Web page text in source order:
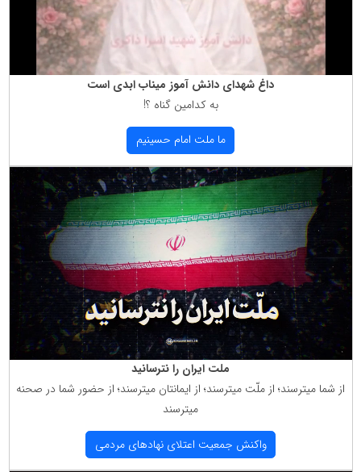
داغ شهدای دانش آموز میناب ابدی است
به كدامین گناه ؟!
ما ملت امام حسینیم
ملت ایران را نترسانید
از شما میترسند؛ از ملّت میترسند؛ از ایمانتان میترسند؛ از حضور شما در صحنه
میترسند
واكنش جمعیت اعتلای نهادهای مردمی